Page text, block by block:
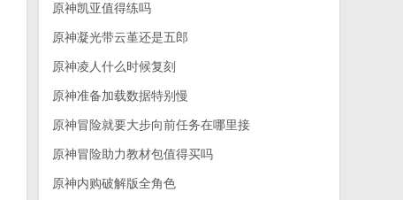
原神凯亚值得练吗
原神凝光带云堇还是五郎
原神凌人什么时候复刻
原神准备加载数据特别慢
原神冒险就要大步向前任务在哪里接
原神冒险助力教材包值得买吗
原神内购破解版全角色